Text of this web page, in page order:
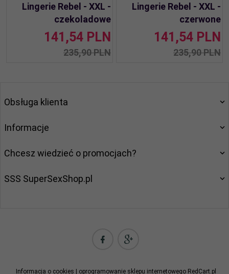
Lingerie Rebel - XXL -
czekoladowe
141,54 PLN
235,90 PLN
Lingerie Rebel - XXL -
czerwone
141,54 PLN
235,90 PLN
Obsługa klienta
Informacje
Chcesz wiedzieć o promocjach?
SSS SuperSexShop.pl
Informacja o cookies | oprogramowanie sklepu internetowego RedCart.pl